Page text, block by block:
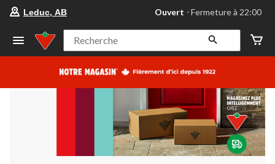
votre
préféré
Leduc,
AB,
courament
Fermeture
à
22:00
cliquer
pour
changer
Leduc, AB Ouvert ⋅ Fermeture à 22:00
Recherche